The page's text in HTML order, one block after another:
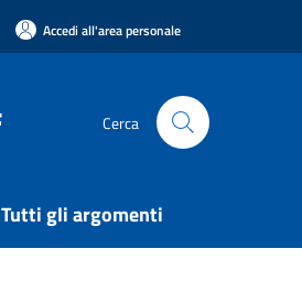
Accedi all'area personale
Cerca
Tutti gli argomenti